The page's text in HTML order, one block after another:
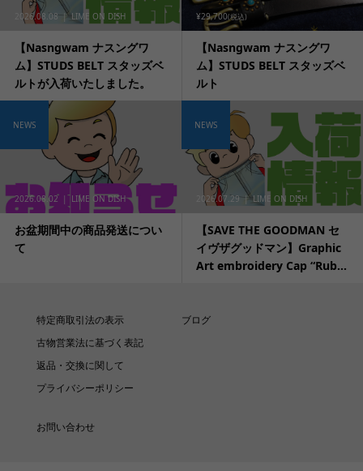
2026.08.08 LIME ON DISH
【Nasngwam ナスングワ
ム】STUDS BELT スタッズベ
ルトが入荷いたしました。
¥29,700(税込)
【Nasngwam ナスングワ
ム】STUDS BELT スタッズベ
ルト
2026.08.02 LIME ON DISH
お盆期間中の商品発送につい
て
NEWS
2026.07.29 LIME ON DISH
【SAVE THE GOODMAN セ
イヴザグッドマン】Graphic
Art embroidery Cap “Rub...
NEWS
特定商取引法の表示
古物営業法に基づく表記
返品・交換に関して
プライバシーポリシー
ブログ
お問い合わせ